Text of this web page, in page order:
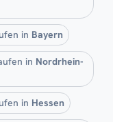
in Bayern
in Nordrhein-
in Hessen